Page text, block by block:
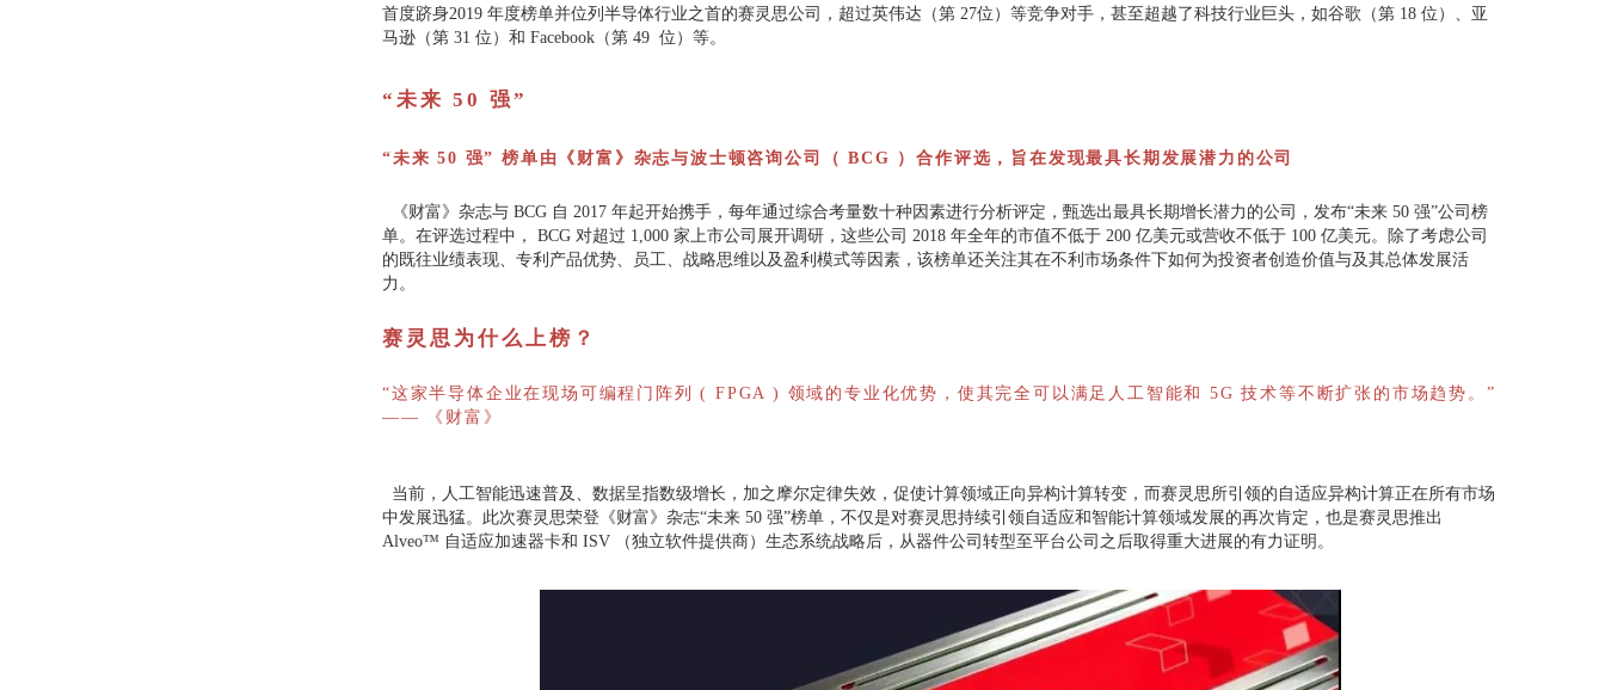
首度跻身2019 年度榜单并位列半导体行业之首的赛灵思公司，超过英伟达（第 27位）等竞争对手，甚至超越了科技行业巨头，如谷歌（第 18 位）、亚
马逊（第 31 位）和 Facebook（第 49 位）等。
“未来 50 强”
“未来 50 强” 榜单由《财富》杂志与波士顿咨询公司（ BCG ）合作评选， 旨在发现最具长期发展潜力的公司
《财富》杂志与 BCG 自 2017 年起开始携手，每年通过综合考量数十种因素进行分析评定，甄选出最具长期增长潜力的公司，发布“未来 50 强”公司榜
单。在评选过程中， BCG 对超过 1,000 家上市公司展开调研，这些公司 2018 年全年的市值不低于 200 亿美元或营收不低于 100 亿美元。除了考虑公司
的既往业绩表现、专利产品优势、员工、战略思维以及盈利模式等因素，该榜单还关注其在不利市场条件下如何为投资者创造价值与及其总体发展活
力。
赛灵思为什么上榜？
“这家半导体企业在现场可编程门阵列 ( FPGA ) 领域的专业化优势，使其完全可以满足人工智能和 5G 技术等不断扩张的市场趋势。”
—— 《财富》
当前，人工智能迅速普及、数据呈指数级增长，加之摩尔定律失效，促使计算领域正向异构计算转变，而赛灵思所引领的自适应异构计算正在所有市场
中发展迅猛。此次赛灵思荣登《财富》杂志“未来 50 强”榜单，不仅是对赛灵思持续引领自适应和智能计算领域发展的再次肯定，也是赛灵思推出
Alveo™ 自适应加速器卡和 ISV （独立软件提供商）生态系统战略后，从器件公司转型至平台公司之后取得重大进展的有力证明。